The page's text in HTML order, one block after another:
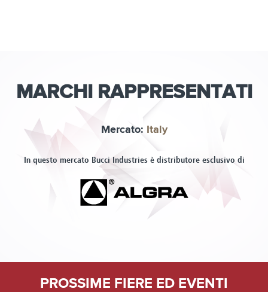
MARCHI RAPPRESENTATI
Mercato: Italy
In questo mercato Bucci Industries è distributore esclusivo di
PROSSIME FIERE ED EVENTI